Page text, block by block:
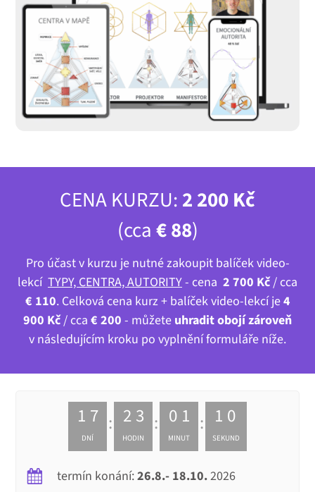
CENA KURZU:2 200 Kč
(cca€ 88)
Pro účast v kurzu je nutné zakoupit balíček video-
lekcí TYPY, CENTRA, AUTORITY- cena 2 700 Kč/ cca
€ 110. Celková cena kurz + balíček video-lekcí je4
900 Kč/ cca € 200 - můžete uhradit obojí zároveň
v následujícím kroku po vyplnění formuláře níže.
1 7
DNÍ
2 3
HODIN
0 1
MINUT
0 9
SEKUND
termín konání:26.8.- 18.10.2026